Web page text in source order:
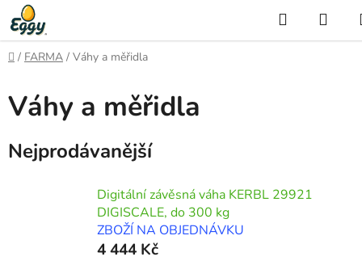
Přejít
na
obsah
Hledat
Domů
/ FARMA / Váhy a měřidla
Váhy a měřidla
Nejprodávanější
Digitální závěsná váha KERBL 29921
DIGISCALE, do 300 kg
ZBOŽÍ NA OBJEDNÁVKU
4 444 Kč